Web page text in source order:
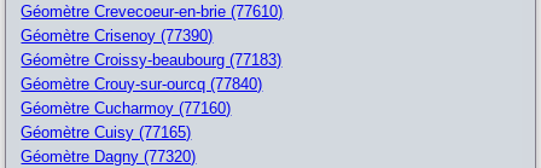
Géomètre Crevecoeur-en-brie (77610)
Géomètre Crisenoy (77390)
Géomètre Croissy-beaubourg (77183)
Géomètre Crouy-sur-ourcq (77840)
Géomètre Cucharmoy (77160)
Géomètre Cuisy (77165)
Géomètre Dagny (77320)